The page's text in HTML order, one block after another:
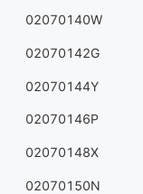
02070140W
02070142G
02070144Y
02070146P
02070148X
02070150N